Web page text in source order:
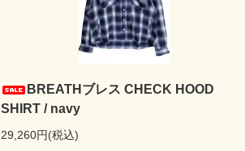
BREATHブレス CHECK HOOD
SHIRT / navy
29,260円(税込)